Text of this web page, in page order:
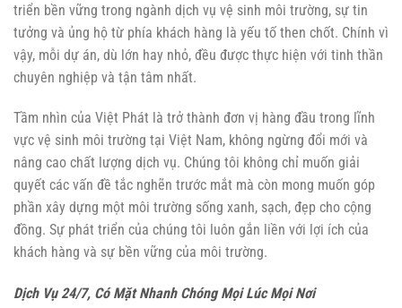
triển bền vững trong ngành dịch vụ vệ sinh môi trường, sự tin
tưởng và ủng hộ từ phía khách hàng là yếu tố then chốt. Chính vì
vậy, mỗi dự án, dù lớn hay nhỏ, đều được thực hiện với tinh thần
chuyên nghiệp và tận tâm nhất.
Tầm nhìn của Việt Phát là trở thành đơn vị hàng đầu trong lĩnh
vực vệ sinh môi trường tại Việt Nam, không ngừng đổi mới và
nâng cao chất lượng dịch vụ. Chúng tôi không chỉ muốn giải
quyết các vấn đề tắc nghẽn trước mắt mà còn mong muốn góp
phần xây dựng một môi trường sống xanh, sạch, đẹp cho cộng
đồng. Sự phát triển của chúng tôi luôn gắn liền với lợi ích của
khách hàng và sự bền vững của môi trường.
Dịch Vụ 24/7, Có Mặt Nhanh Chóng Mọi Lúc Mọi Nơi